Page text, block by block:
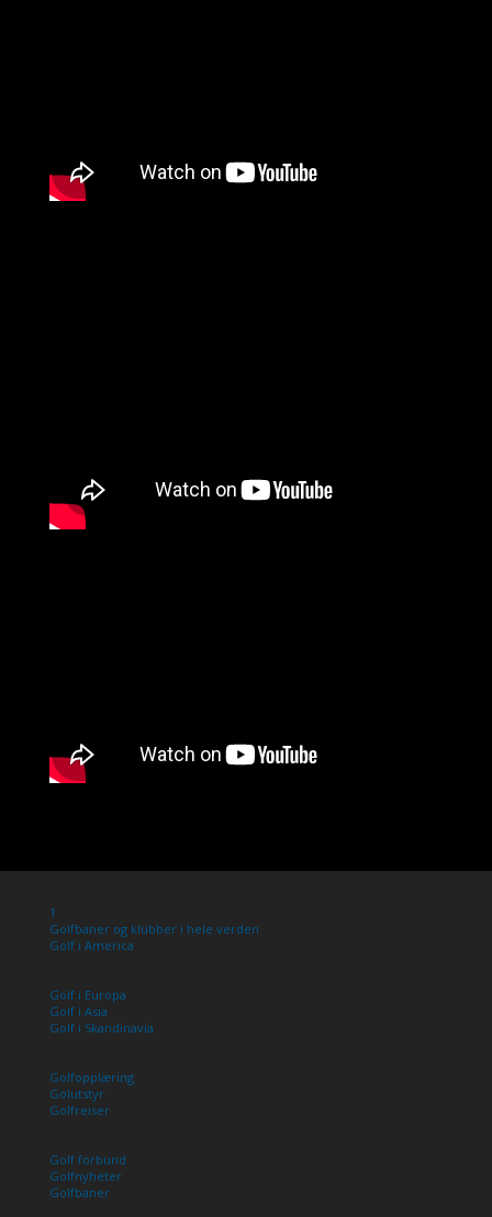
1
Golfbaner og klubber i hele verden
Golf i America
Golf i Europa
Golf i Asia
Golf i Skandinavia
Golfopplæring
Golutstyr
Golfreiser
Golf forbund
Golfnyheter
Golfbaner